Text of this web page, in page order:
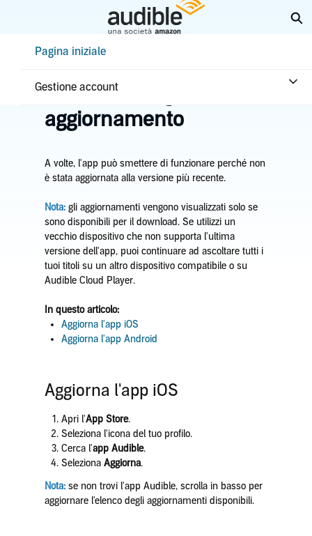
principalePagina iniziale
Gestione account
Pagina iniziale
L'app ha bisogno di un
aggiornamento
A volte, l'app può smettere di funzionare perché non
è stata aggiornata alla versione più recente.
Nota:gli aggiornamenti vengono visualizzati solo se
sono disponibili per il download. Se utilizzi un
vecchio dispositivo che non supporta l'ultima
versione dell'app, puoi continuare ad ascoltare tutti i
tuoi titoli su un altro dispositivo compatibile o su
Audible Cloud Player.
In questo articolo:
Aggiorna l'app iOS
Aggiorna l'app Android
Aggiorna l'app iOS
Apri l'App Store.
Seleziona l'icona del tuo profilo.
Cerca l'app Audible.
Seleziona Aggiorna.
Nota:se non trovi l'app Audible, scrolla in basso per
aggiornare l'elenco degli aggiornamenti disponibili.